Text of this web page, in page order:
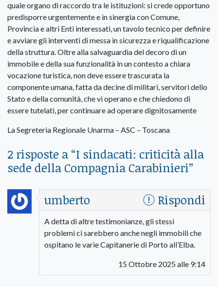
quale organo di raccordo tra le istituzioni: si crede opportuno
predisporre urgentemente e in sinergia con Comune,
Provincia e altri Enti interessati, un tavolo tecnico per definire
e avviare gli interventi di messa in sicurezza e riqualificazione
della struttura. Oltre alla salvaguardia del decoro di un
immobile e della sua funzionalità in un contesto a chiara
vocazione turistica, non deve essere trascurata la
componente umana, fatta da decine di militari, servitori dello
Stato e della comunità, che vi operano e che chiedono di
essere tutelati, per continuare ad operare dignitosamente
La Segreteria Regionale Unarma – ASC – Toscana
2 risposte a “I sindacati: criticità alla
sede della Compagnia Carabinieri”
umberto
Rispondi
A detta di altre testimonianze, gli stessi
problemi ci sarebbero anche negli immobili che
ospitano le varie Capitanerie di Porto all’Elba.
15 Ottobre 2025 alle 9:14